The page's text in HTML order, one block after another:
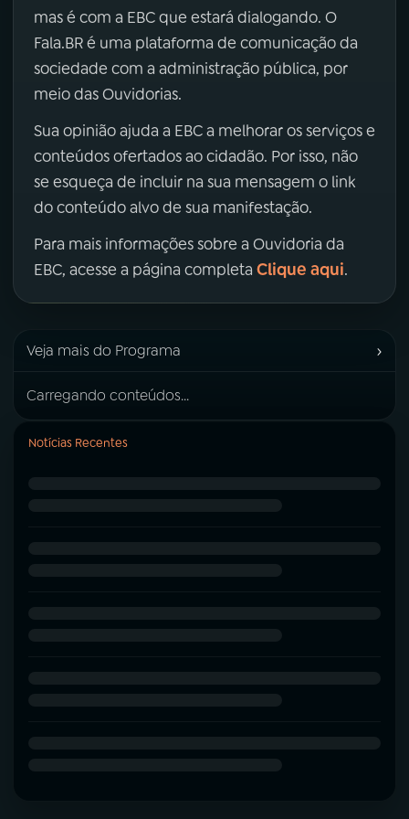
mas é com a EBC que estará dialogando. O
Fala.BR é uma plataforma de comunicação da
sociedade com a administração pública, por
meio das Ouvidorias.
Sua opinião ajuda a EBC a melhorar os serviços e
conteúdos ofertados ao cidadão. Por isso, não
se esqueça de incluir na sua mensagem o link
do conteúdo alvo de sua manifestação.
Para mais informações sobre a Ouvidoria da
EBC, acesse a página completa Clique aqui.
Veja mais do Programa ›
Carregando conteúdos...
Notícias Recentes